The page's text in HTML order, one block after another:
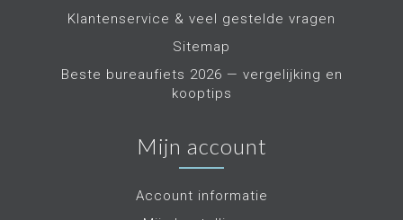
Klantenservice & veel gestelde vragen
Sitemap
Beste bureaufiets 2026 — vergelijking en
kooptips
Mijn account
Account informatie